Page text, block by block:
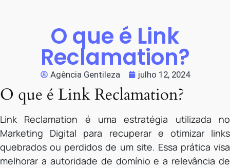
O que é Link
Reclamation?
Agência Gentileza julho 12, 2024
O que é Link Reclamation?
Link Reclamation é uma estratégia utilizada no
Marketing Digital para recuperar e otimizar links
quebrados ou perdidos de um site. Essa prática visa
melhorar a autoridade de domínio e a relevância de